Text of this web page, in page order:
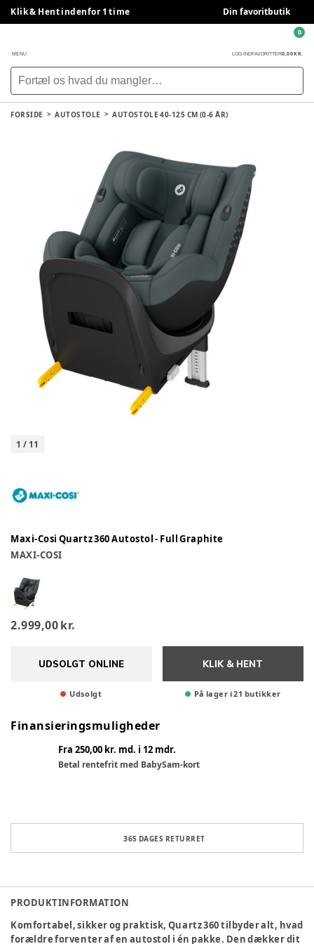
Klik & Hent indenfor 1 time Din favoritbutik
MENU LOG INDFAVORITTER0,00 KR.
0
FORSIDE AUTOSTOLE AUTOSTOLE 40-125 CM (0-6 ÅR)
1 / 11
Maxi-Cosi Quartz 360 Autostol - Full Graphite
MAXI-COSI
2.999,00 kr.
UDSOLGT ONLINE
Udsolgt
KLIK & HENT
På lager i 21 butikker
Finansieringsmuligheder
Fra 250,00 kr. md. i 12 mdr.
Betal rentefrit med BabySam-kort
365 DAGES RETURRET
PRODUKTINFORMATION
Komfortabel, sikker og praktisk, Quartz 360 tilbyder alt, hvad
forældre forventer af en autostol i én pakke. Den dækker dit